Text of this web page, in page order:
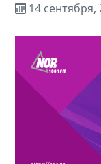
14 сентября,